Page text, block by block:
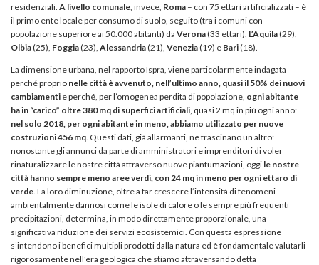
residenziali. A livello comunale , invece, Roma – con 75 ettari artificializzati – è
il primo ente locale per consumo di suolo, seguito (tra i comuni con
popolazione superiore ai 50.000 abitanti) da Verona(33 ettari), L’Aquila(29),
Olbia(25), Foggia(23), Alessandria(21), Venezia(19) e Bari(18).
La dimensione urbana, nel rapporto Ispra, viene particolarmente indagata
perché proprio nelle città è avvenuto, nell’ultimo anno, quasi il 50% dei nuovi
cambiamenti e perché, per l’omogenea perdita di popolazione, ogni abitante
ha in “carico” oltre 380 mq di superfici artificiali , quasi 2 mq in più ogni anno:
nel solo 2018, per ogni abitante in meno, abbiamo utilizzato per nuove
costruzioni 456 mq . Questi dati, già allarmanti, ne trascinano un altro:
nonostante gli annunci da parte di amministratori e imprenditori di voler
rinaturalizzare le nostre città attraverso nuove piantumazioni, oggi le nostre
città hanno sempre meno aree verdi, con 24 mq in meno per ogni ettaro di
verde . La loro diminuzione, oltre a far crescere l’intensità di fenomeni
ambientalmente dannosi come le isole di calore o le sempre più frequenti
precipitazioni, determina, in modo direttamente proporzionale, una
significativa riduzione dei servizi ecosistemici. Con questa espressione
s’intendono i benefici multipli prodotti dalla natura ed è fondamentale valutarli
rigorosamente nell’era geologica che stiamo attraversando detta